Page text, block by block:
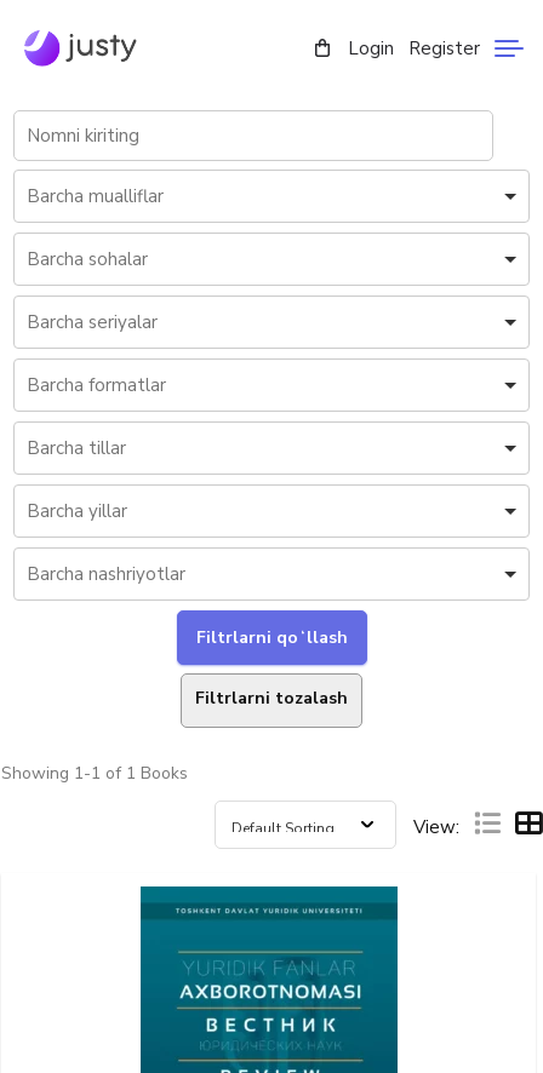
Login Register
Filtrlarni tozalash
Showing 1-1 of 1 Books
View: